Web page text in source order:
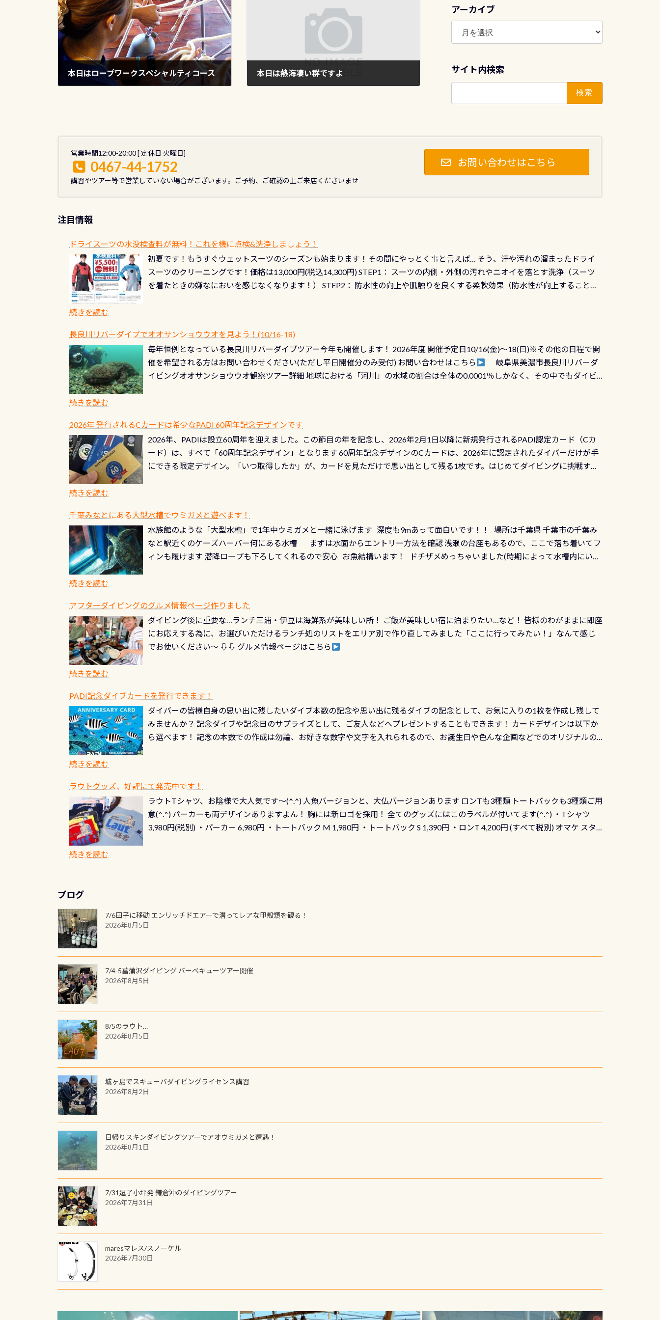
本日はロープワークスペシャルティコース 本日は熱海凄い群ですよ
アーカイブ
ア
カ
ブ
サイト内検索
営業時間12:00-20:00 [ 定休日 火曜日]
0467-44-1752
講習やツアー等で営業していない場合がございます。ご予約、ご確認の上ご来店くださいませ
お問い合わせはこちら
注目情報
ドライスーツの水没検査料が無料！これを機に点検&洗浄しましょう！
初夏です！もうすぐウェットスーツのシーズンも始まります！その間にやっとく事と言えば… そう、汗や汚れの溜まったドライ
スーツのクリーニングです！価格は13,000円(税込14,300円) STEP1： スーツの内側・外側の汚れやニオイを落とす洗浄（スーツ
を着たときの嫌なにおいを感じなくなります！） STEP2： 防水性の向上や肌触りを良くする柔軟効果（防水性が向上することで
ル(穴)がないか確認冬になり、使い始めてから水漏れする…ってのは避けましょう！実際水につけて水検査して調べます ●給気バ
ルブのオーバーホール排気バルブは、ドライスーツクリーニングの際に行うのですが、空気を送り込む「給気バルブ」のオーバ
ーホールも非常に大切です BCDで言うと給気ボタンの点検と一緒な訳ですから、ボタンが潮噛みしてドライスーツに空気が入り
過ぎて急浮上…なんて事がないようにしっかり点検しましょう！まだした事がない方はこれを機会に是非やってください！！ ●
点検をする度に1行目の「水漏れ検査代」が5,500円掛かります そこで下記のキャンペーンを利用してみてはどうでしょうか？
8/31までの間に、ドライスーツの点検・オーバーホールを出して頂いた方は、上記の水検査料5,500円がなんと無料になります！
ドライスーツクリーニングだけでも出そうと思ってる方は、セットでこの水検査も出しましょう！そし続きを読む
続きを読む
長良川リバーダイブでオオサンショウウオを見よう！(10/16-18)
毎年恒例となっている長良川リバーダイブツアー今年も開催します！ 2026年度 開催予定日10/16(金)～18(日)※その他の日程で開
催を希望される方はお問い合わせください(ただし平日開催分のみ受付) お問い合わせはこちら
岐阜県美濃市長良川リバーダ
イビングオオサンショウウオ観察ツアー詳細 地球における「河川」の水域の割合は全体の0.0001％しかなく、その中でもダイビ
ませ 6月から10月の間で開催しております 長良川ってどんな川？ 長良川は日本三大清流(四万十川、柿田川)の１つに数えられ
る清流（水質汚染の少ない、または無い川のこと）で岐阜県の郡上市に始まり、美濃を経て伊勢湾に流れます1985年には環境省
の「名水100選」にまた2001年には「日本の水浴場88選」に全国で唯一河川で選ばれた清流です川にしては珍しく、水深が深い
ところでは12mほどあり十分ダイビングを楽しむことが出来ます 川原からのエントリーエキジットは正に大自然の中でのダイビ
ダウンカレントが発生している箇所などもあり、なかなか海では見られない光景です 透明度の良い川を数百メートルドリフトす
る(流される)のは快感です！ 特別天然記念物「オオサンショウウオ」が見れる 長良川ダイビング最大の見どころがこの特別天然
記念物の「オオサンショウウオ」です 大きなものでは体長1mを超える世界最大の両生類です個体数が少なくかなり貴重な生物で
すが、ここ長良川ではかなりの確立で見ることが出来ます特別天然記念物と言えば他には「 続きを読む
続きを読む
2026年 発行されるCカードは希少なPADI 60周年記念デザインです
2026年、PADIは設立60周年を迎えました。この節目の年を記念し、2026年2月1日以降に新規発行されるPADI認定カード（Cカ
ード）は、すべて「60周年記念デザイン」となります 60周年記念デザインのCカードは、2026年に認定されたダイバーだけが手
にできる限定デザイン。「いつ取得したか」が、カードを見ただけで思い出として残る1枚です。はじめてダイビングに挑戦する
終営業日までの発行分 【注意事項】※ PADI Freediver、Mermaid、EFR、TECなど特別プログラムの専用カードが発行されるもの
やオリジナルカード対象のディスティンクティブ・スペシャルティ、AWAREデザインカードを申し込みの方は対象外となりま
す。 ※ 2026年12月の認定でも、2027年1月以降に発行されるカードは通常デザインとなります ダイビングは、始めた「年」も
思い出になる ダイビングを始めるきっかけは人それぞれ。でも、「いつ始めたか」は、あとから振り返ると大切な思い出になり
も、ワクワクが続く60周年限定企画です。コースを修了されたら、ぜひ参加してみてくださいね 毎月60名様、年間720名様に
PADIグッズが当たるチャンス 受講したPADIダイブセンター／リゾートが用意したオリジナル景品が当たることも！ PADIデジタ
ルくじに参加する
続きを読む
千葉みなとにある大型水槽でウミガメと遊べます！
水族館のような「大型水槽」で1年中ウミガメと一緒に泳げます 深度も9mあって面白いです！！ 場所は千葉県 千葉市の千葉み
なと駅近くのケーズハーバー何にある水槽 まずは水面からエントリー方法を確認 浅瀬の台座もあるので、ここで落ち着いてフ
ィンも履けます 潜降ロープも下ろしてくれるので安心 お魚結構います！ ドチザメめっちゃいました(時期によって水槽内にいる
楽しみ頂けます 反対側の窓からも見ることが出来るので、付き添いの方とも記念撮影も出来ますよ スキンダイビングでも参加
できます！ かなり楽しめます是非ご参加ください！ 写真撮影の練習や、4時間たっぷり利用出来るので、普通に中性浮力の練習
にもなりますヨ 料金等、詳しくは 詳細はこちら
続きを読む
アフターダイビングのグルメ情報ページ作りました
ダイビング後に重要な…ランチ三浦・伊豆は海鮮系が美味しい所！ ご飯が美味しい宿に泊まりたい…など！ 皆様のわがままに即座
にお応えする為に、お選びいただけるランチ処のリストをエリア別で作り直してみました「ここに行ってみたい！」なんて感じ
でお使いください～ ⇩⇩ グルメ情報ページはこちら
続きを読む
PADI記念ダイブカードを発行できます！
ダイバーの皆様自身の思い出に残したいダイブ本数の記念や思い出に残るダイブの記念として、お気に入りの1枚を作成し残して
みませんか？ 記念ダイブや記念日のサプライズとして、ご友人などへプレゼントすることもできます！ カードデザインは以下か
ら選べます！ 記念の本数での作成は勿論、お好きな数字や文字を入れられるので、お誕生日や色んな企画などでのオリジナルの
続きを読む
ラウトグッズ、好評にて発売中です！
ラウトTシャツ、お陰様で大人気です～(^.^) 人魚バージョンと、大仏バージョンあります ロンTも3種類 トートバックも3種類ご用
意(^.^) パーカーも両デザインありますよん！ 胸には新ロゴを採用！ 全てのグッズにはこのラベルが付いてます(^.^) ・Tシャツ
3,980円(税別) ・パーカー 6,980円 ・トートバック M 1,980円 ・トートバック S 1,390円 ・ロンT 4,200円 (すべて税別) オマケ スタ
続きを読む
ブログ
7/6田子に移動 エンリッチドエアーで潜ってレアな甲殻類を観る！
2026年8月5日
7/4-5菖蒲沢ダイビング バーベキューツアー開催
2026年8月5日
8/5のラウト…
2026年8月5日
城ヶ島でスキューバダイビングライセンス講習
2026年8月2日
日帰りスキンダイビングツアーでアオウミガメと遭遇！
2026年8月1日
7/31逗子小坪発 鎌倉沖のダイビングツアー
2026年7月31日
maresマレス/スノーケル
2026年7月30日